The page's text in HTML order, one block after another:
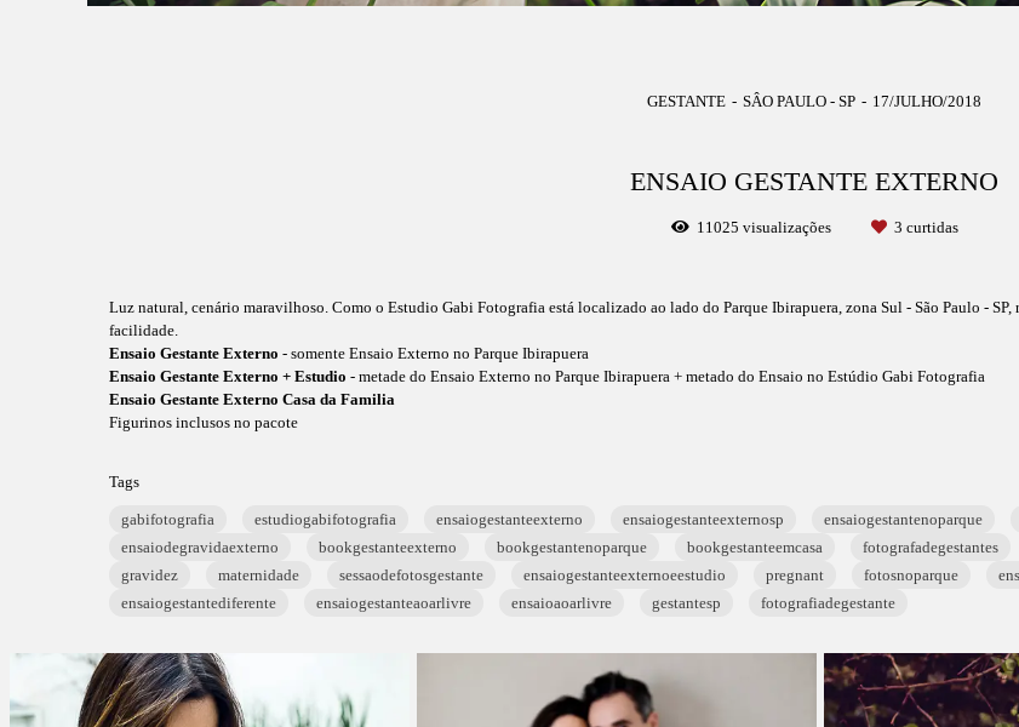
GESTANTE SÂO PAULO - SP 17/JULHO/2018
ENSAIO GESTANTE EXTERNO
11025 visualizações 3 curtidas
Luz natural, cenário maravilhoso. Como o Estudio Gabi Fotografia está localizado ao lado do Parque Ibirapuera, zona Sul - São Paulo -
facilidade.
Ensaio Gestante Externo - somente Ensaio Externo no Parque Ibirapuera
Ensaio Gestante Externo + Estudio - metade do Ensaio Externo no Parque Ibirapuera + metado do Ensaio no Estúdio Gabi Fotografia
Ensaio Gestante Externo Casa da Familia
Figurinos inclusos no pacote
Tags
gabifotografia estudiogabifotografia ensaiogestanteexterno ensaiogestanteexternosp ensaiogestantenoparque
ensaiodegravidaexterno
bookgestanteexterno bookgestantenoparque bookgestanteemcasa fotografadegestantes
gravidez
maternidade sessaodefotosgestante ensaiogestanteexternoeestudio pregnant fotosnoparque
ensaiogestantediferente
ensaiogestanteaoarlivre ensaioaoarlivre gestantesp fotografiadegestante